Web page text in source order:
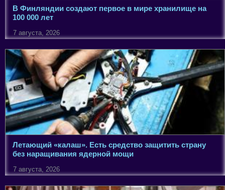
В Финляндии создают первое в мире хранилище на
100 000 лет
7 августа, 2026
Летающий «калаш». Есть средство защитить страну
без наращивания ядерной мощи
7 августа, 2026